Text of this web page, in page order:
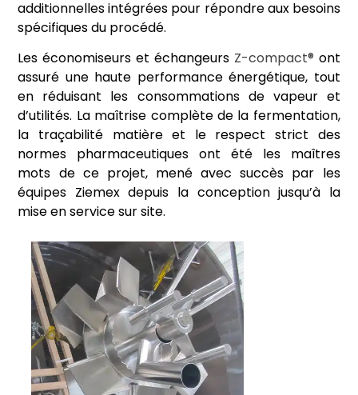
additionnelles intégrées pour répondre aux besoins
spécifiques du procédé.
Les économiseurs et échangeurs Z-compact® ont
assuré une haute performance énergétique, tout
en réduisant les consommations de vapeur et
d’utilités. La maîtrise complète de la fermentation,
la traçabilité matière et le respect strict des
normes pharmaceutiques ont été les maîtres
mots de ce projet, mené avec succès par les
équipes Ziemex depuis la conception jusqu’à la
mise en service sur site.